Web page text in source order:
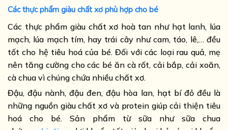
Các thực phẩm giàu chất xơ phù hợp cho bé
Các thực phẩm giàu chất xơ hoà tan như hạt lanh, lúa
mạch, lúa mạch tím, hay trái cây như cam, táo, lê,… đều
tốt cho hệ tiêu hoá của bé. Đối với các loại rau quả, mẹ
nên tăng cường cho các bé ăn cà rốt, cải bắp, cải xoăn,
cà chua vì chúng chứa nhiều chất xơ.
Đậu, đậu nành, đậu đen, đậu hòa lan, hạt bí đỏ đều là
những nguồn giàu chất xơ và protein giúp cải thiện tiêu
hoá cho bé. Sản phẩm từ sữa như sữa chua